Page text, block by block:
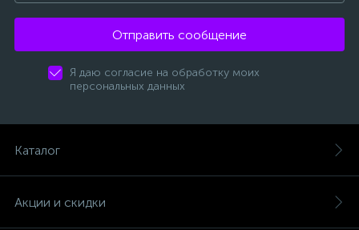
Отправить сообщение
Я даю согласие на обработку моих
персональных данных
Каталог
Акции и скидки